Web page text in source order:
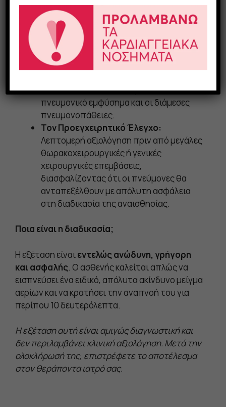
Πού χρησιμεύει η εξέταση;
Η DLCO είναι ένα πολύτιμο διαγνωστικό
εργαλείο και κρίνεται απαραίτητη για:
παθήσεων όπως η πνευμονική ίνωση, το
πνευμονικό εμφύσημα και οι διάμεσες
πνευμονοπάθειες.
Τον Προεγχειρητικό Έλεγχο:
Λεπτομερή αξιολόγηση πριν από μεγάλες
θωρακοχειρουργικές ή γενικές
χειρουργικές επεμβάσεις,
διασφαλίζοντας ότι οι πνεύμονες θα
ανταπεξέλθουν με απόλυτη ασφάλεια
στη διαδικασία της αναισθησίας.
Ποια είναι η διαδικασία;
Η εξέταση είναιεντελώς ανώδυνη, γρήγορη
και ασφαλής. Ο ασθενής καλείται απλώς να
εισπνεύσει ένα ειδικό, απόλυτα ακίνδυνο μείγμα
αερίων και να κρατήσει την αναπνοή του για
περίπου 10 δευτερόλεπτα.
Η εξέταση αυτή είναι αμιγώς διαγνωστική και
δεν περιλαμβάνει κλινική αξιολόγηση. Μετά την
ολοκλήρωσή της, επιστρέφετε το αποτέλεσμα
στον θεράποντα ιατρό σας.